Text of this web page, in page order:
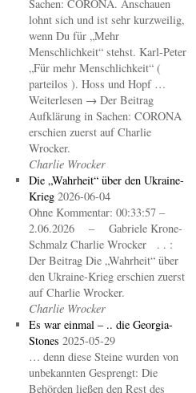
Sachen: CORONA. Anschauen
lohnt sich und ist sehr kurzweilig,
wenn Du für „Mehr
Menschlichkeit“ stehst. Karl-Peter
„Für mehr Menschlichkeit“ (
parteilos ). Hoss und Hopf …
Weiterlesen → Der Beitrag
Aufklärung in Sachen: CORONA
erschien zuerst auf Charlie
Wrocker.
Charlie Wrocker
Die „Wahrheit“ über den Ukraine-
Krieg 2026-06-04
Ohne Kommentar: 00:33:57 –
2.06.2026 – Gabriele Krone-
Schmalz Charlie Wrocker . . :
Der Beitrag Die „Wahrheit“ über
den Ukraine-Krieg erschien zuerst
auf Charlie Wrocker.
Charlie Wrocker
Es war einmal – .. die Georgia-
Stones 2025-05-29
… denn diese Steine wurden von
unbekannten Gesprengt: Die
Behörden ließen den Rest des